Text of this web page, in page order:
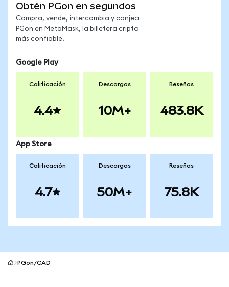
Obtén PGon en segundos
Compra, vende, intercambia y canjea
PGon en MetaMask, la billetera cripto
más confiable.
Google Play
Calificación
4.4
Descargas
10M+
Reseñas
483.8K
App Store
Calificación
4.7
Descargas
50M+
Reseñas
75.8K
PGon/CAD